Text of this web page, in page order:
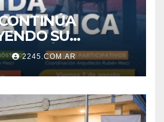
SU
CON
2245.COM.AR